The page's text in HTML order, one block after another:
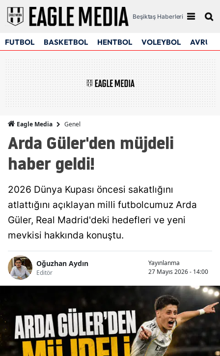
Beşiktaş Haberleri
FUTBOL BASKETBOL HENTBOL VOLEYBOL
Eagle Media Genel
Arda Güler'den müjdeli
haber geldi!
2026 Dünya Kupası öncesi sakatlığını
atlattığını açıklayan milli futbolcumuz Arda
Güler, Real Madrid'deki hedefleri ve yeni
mevkisi hakkında konuştu.
Oğuzhan Aydın
Editör
Yayınlanma
27 Mayıs 2026 - 14:00